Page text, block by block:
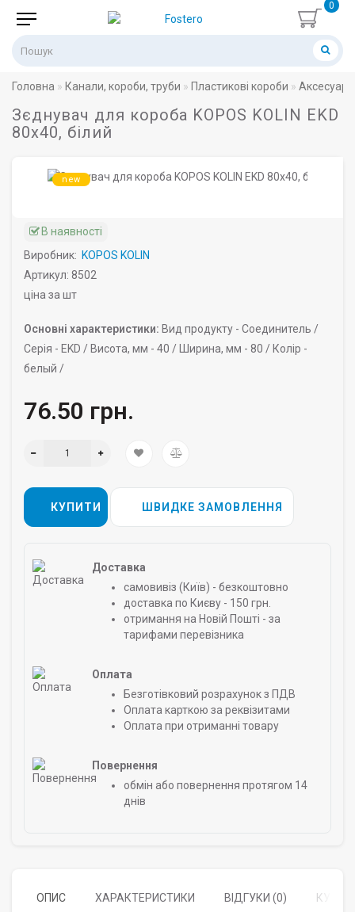
0
Головна Канали, короби, труби Пластикові короби
Зєднувач для короба KOPOS KOLIN EKD
80х40, білий
new
В наявності
Виробник: KOPOS KOLIN
Артикул: 8502
ціна за шт
Основні характеристики: Вид продукту - Соединитель /
Серія - EKD / Висота, мм - 40 / Ширина, мм - 80 / Колір -
белый /
76.50 грн.
КУПИТИ ШВИДКЕ ЗАМОВЛЕННЯ
Доставка
самовивіз (Київ) - безкоштовно
доставка по Києву - 150 грн.
отримання на Новій Пошті - за
тарифами перевізника
Оплата
Безготівковий розрахунок з ПДВ
Оплата карткою за реквізитами
Оплата при отриманні товару
Повернення
обмін або повернення протягом 14
днів
ОПИС ХАРАКТЕРИСТИКИ ВІДГУКИ (0)